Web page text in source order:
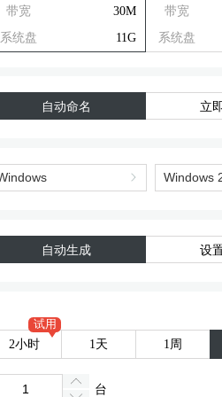
带宽
30M
系统盘
11G
带宽
系统盘
自动命名 立
自动生成 设
2小时
试用
1天 1周
台